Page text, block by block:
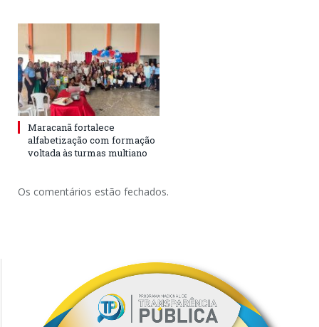
Maracanã fortalece
alfabetização com formação
voltada às turmas multiano
Os comentários estão fechados.